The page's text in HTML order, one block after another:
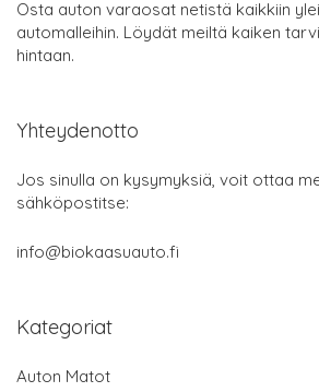
Osta auton varaosat netistä kaikkiin
automalleihin. Löydät meiltä kaiken
hintaan.
Yhteydenotto
Jos sinulla on kysymyksiä, voit ottaa
sähköpostitse:
info@biokaasuauto.fi
Kategoriat
Auton Matot